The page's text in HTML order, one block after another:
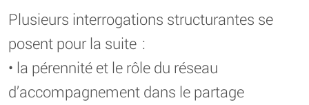
Plusieurs interrogations structurantes se
posent pour la suite :
• la pérennité et le rôle du réseau
d’accompagnement dans le partage